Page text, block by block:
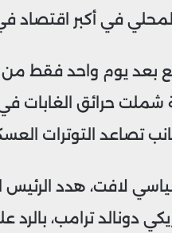
في أكبر اقتصاد في
جانب تصاعد التوترات
لافت، هدد الرئيس
دونالد ترامب،